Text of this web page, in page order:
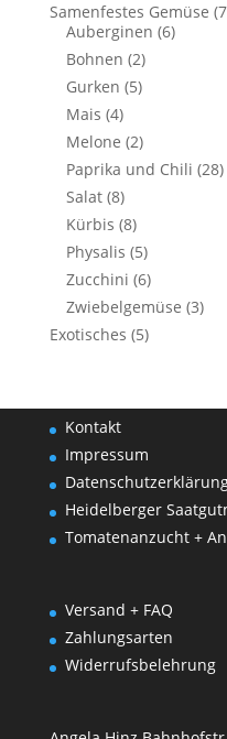
Samenfestes Gemüse
Auberginen (6)
Bohnen (2)
Gurken (5)
Mais (4)
Melone (2)
Paprika und Chili (28)
Salat (8)
Kürbis (8)
Physalis (5)
Zucchini (6)
Zwiebelgemüse (3)
Exotisches (5)
Kontakt
Impressum
Heidelberger
Tomatenanzucht +
Versand + FAQ
Zahlungsarten
Widerrufsbelehrung